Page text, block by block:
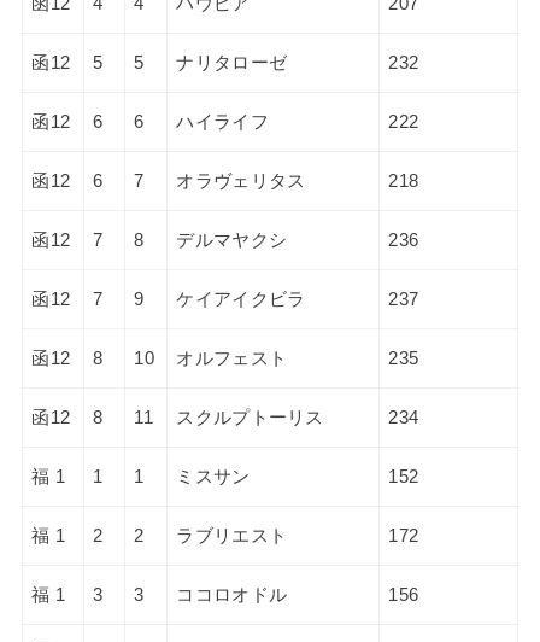
函12 5 5 ナリタローゼ 232
函12 6 6 ハイライフ 222
函12 6 7 オラヴェリタス 218
函12 7 8 デルマヤクシ 236
函12 7 9 ケイアイクビラ 237
函12 8 10 オルフェスト 235
函12 8 11 スクルプトーリス 234
福 1 1 1 ミスサン 152
福 1 2 2 ラブリエスト 172
福 1 3 3 ココロオドル 156